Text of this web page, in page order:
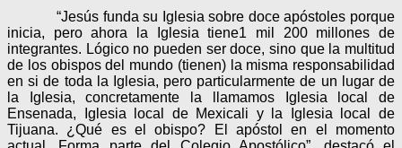
“Jesús funda su Iglesia sobre doce apóstoles porque
inicia, pero ahora la Iglesia tiene1 mil 200 millones de
integrantes. Lógico no pueden ser doce, sino que la multitud
de los obispos del mundo (tienen) la misma responsabilidad
en si de toda la Iglesia, pero particularmente de un lugar de
la Iglesia, concretamente la llamamos Iglesia local de
Ensenada, Iglesia local de Mexicali y la Iglesia local de
Tijuana. ¿Qué es el obispo? El apóstol en el momento